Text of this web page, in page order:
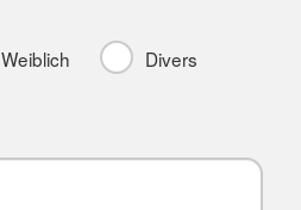
Weiblich
Divers